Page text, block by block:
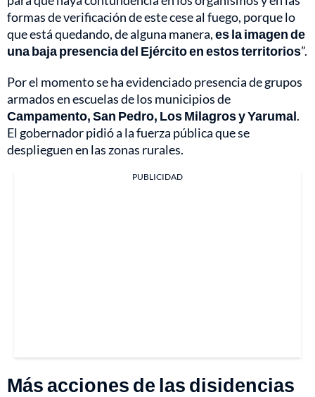
formas de verificación de este cese al fuego, porque lo
que está quedando, de alguna manera,es la imagen de
una baja presencia del Ejército en estos territorios”.
Por el momento se ha evidenciado presencia de grupos
armados en escuelas de los municipios de
Campamento, San Pedro, Los Milagros y Yarumal.
El gobernador pidió a la fuerza pública que se
desplieguen en las zonas rurales.
PUBLICIDAD
Más acciones de las disidencias